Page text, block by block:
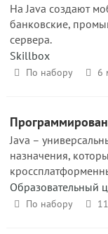
На Java создают
банковские,
сервера.
Skillbox
По набору 6
Java –
назначения,
Образовательный
По набору